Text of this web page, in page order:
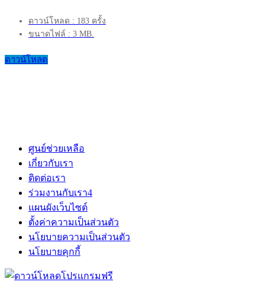
ดาวน์โหลด : 183 ครั้ง
ขนาดไฟล์ : 3 MB.
ดาวน์โหลด
ศูนย์ช่วยเหลือ
เกี่ยวกับเรา
ติดต่อเรา
ร่วมงานกับเรา4
แผนผังเว็บไซต์
ตั้งค่าความเป็นส่วนตัว
นโยบายความเป็นส่วนตัว
นโยบายคุกกี้